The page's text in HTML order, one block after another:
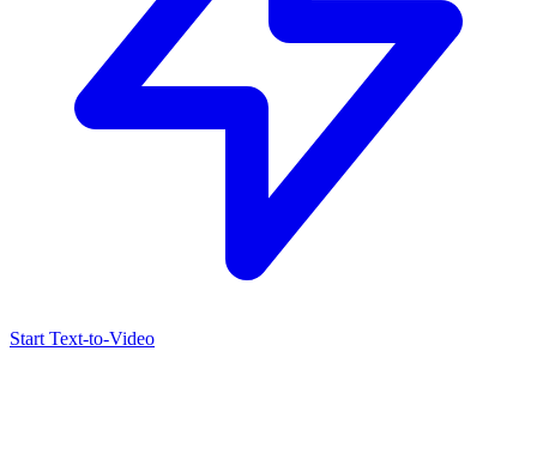
Start Text-to-Video